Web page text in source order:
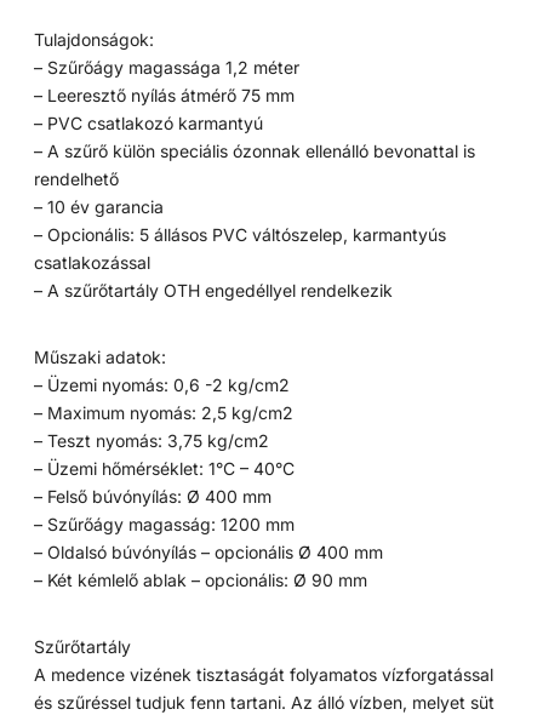
Tulajdonságok:
– Szűrőágy magassága 1,2 méter
– Leeresztő nyílás átmérő 75 mm
– PVC csatlakozó karmantyú
– A szűrő külön speciális ózonnak ellenálló bevonattal is
rendelhető
– 10 év garancia
– Opcionális: 5 állásos PVC váltószelep, karmantyús
csatlakozással
– A szűrőtartály OTH engedéllyel rendelkezik
Műszaki adatok:
– Üzemi nyomás: 0,6 -2 kg/cm2
– Maximum nyomás: 2,5 kg/cm2
– Teszt nyomás: 3,75 kg/cm2
– Üzemi hőmérséklet: 1°C – 40°C
– Felső búvónyílás: Ø 400 mm
– Szűrőágy magasság: 1200 mm
– Oldalsó búvónyílás – opcionális Ø 400 mm
– Két kémlelő ablak – opcionális: Ø 90 mm
Szűrőtartály
A medence vizének tisztaságát folyamatos vízforgatással
és szűréssel tudjuk fenn tartani. Az álló vízben, melyet süt